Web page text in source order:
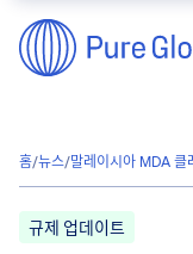
홈/뉴스/말레이시아 MDA
규제 업데이트